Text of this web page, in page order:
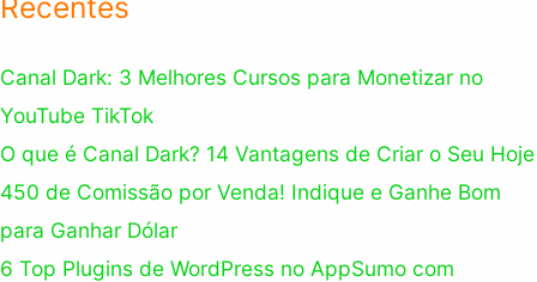
Recentes
Canal Dark: 3 Melhores Cursos para Monetizar no
YouTube TikTok
O que é Canal Dark? 14 Vantagens de Criar o Seu Hoje
450 de Comissão por Venda! Indique e Ganhe Bom
para Ganhar Dólar
6 Top Plugins de WordPress no AppSumo com